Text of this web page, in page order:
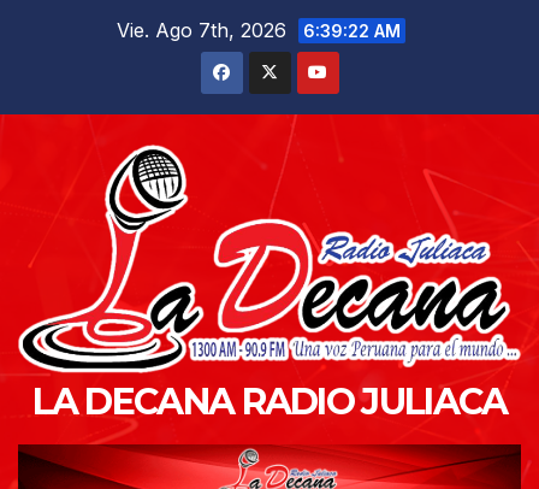
Vie. Ago 7th, 2026 6:39:22 AM
LA DECANA RADIO JULIACA